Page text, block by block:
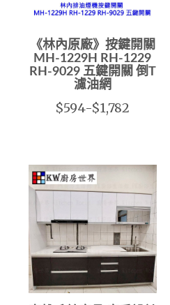
《林內原廠》按鍵開關
MH-1229H RH-1229
RH-9029 五鍵開關 倒T
濾油網
$594-$1,782